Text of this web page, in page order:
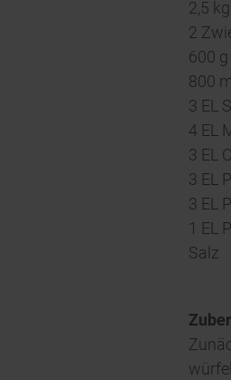
2,5
2
600
800
3 EL
4 EL
3 EL
3 EL
3 EL
1 EL
Salz